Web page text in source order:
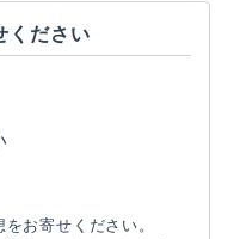
ください
お寄せください。